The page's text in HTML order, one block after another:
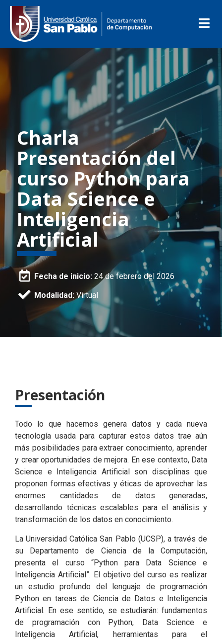
Charla
Presentación del
curso Python para
Data Science e
Inteligencia
Artificial
Fecha de inicio: 24 de febrero del 2026
Modalidad: Virtual
Presentación
Todo lo que hacemos genera datos y cada nueva
tecnología usada para capturar estos datos trae aún
más posibilidades para extraer conocimiento, aprender
y crear oportunidades de mejora. En ese contexto, Data
Science e Inteligencia Artificial son disciplinas que
proponen formas efectivas y éticas de aprovechar las
enormes cantidades de datos generadas,
desarrollando técnicas escalables para el análisis y
transformación de los datos en conocimiento.
La Universidad Católica San Pablo (UCSP), a través de
su Departamento de Ciencia de la Computación,
presenta el curso “Python para Data Science e
Inteligencia Artificial”. El objetivo del curso es realizar
un estudio profundo del lenguaje de programación
Python en tareas de Ciencia de Datos e Inteligencia
Artificial. En ese sentido, se estudiarán: fundamentos
de programación con Python, Data Science e
Inteligencia Artificial, herramientas para el